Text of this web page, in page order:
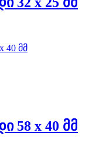
58 x 40 მმ